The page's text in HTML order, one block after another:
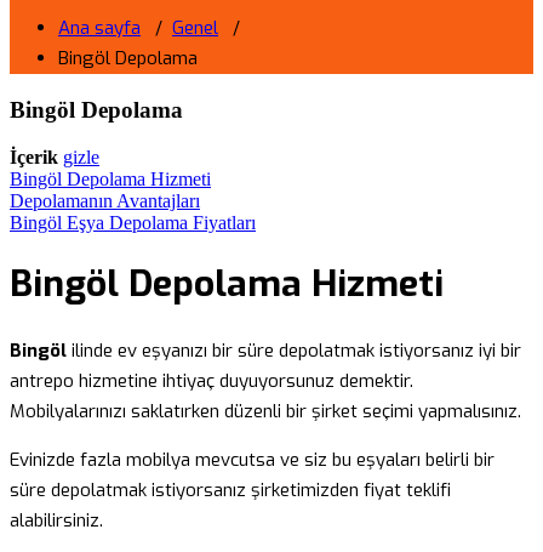
Ana sayfa / Genel /
Bingöl Depolama
Bingöl Depolama
İçerik gizle
Bingöl Depolama Hizmeti
Depolamanın Avantajları
Bingöl Eşya Depolama Fiyatları
Bingöl Depolama Hizmeti
Bingöl ilinde ev eşyanızı bir süre depolatmak istiyorsanız iyi bir
antrepo hizmetine ihtiyaç duyuyorsunuz demektir.
Mobilyalarınızı saklatırken düzenli bir şirket seçimi yapmalısınız.
Evinizde fazla mobilya mevcutsa ve siz bu eşyaları belirli bir
süre depolatmak istiyorsanız şirketimizden fiyat teklifi
alabilirsiniz.